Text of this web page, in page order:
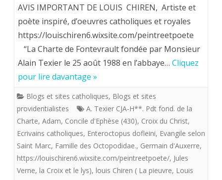
Chiren,
Maître
imagier
«
flotte
providentialiste”
offre
aux
AVIS IMPORTANT DE LOUIS CHIREN, Artiste et
poète inspiré, d’oeuvres catholiques et royales
https://louischiren6.wixsite.com/peintreetpoete
“La Charte de Fontevrault fondée par Monsieur
Alain Texier le 25 août 1988 en l’abbaye… Cliquez
pour lire davantage »
Blogs et sites catholiques, Blogs et sites
providentialistes
A. Texier CJA-H**. Pdt fond. de la
Charte, Adam, Concile d'Ephèse (430), Croix du Christ,
Ecrivains catholiques, Enteroctopus dofleini, Evangile selon
Saint Marc, Famille des Octopodidae., Germain d'Auxerre,
https://louischiren6.wixsite.com/peintreetpoete/, Jules
Verne, la Croix et le lys), louis Chiren ( La pieuvre, Louis